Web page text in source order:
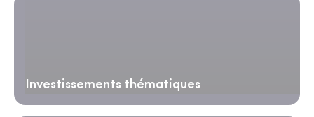
Investissements thématiques